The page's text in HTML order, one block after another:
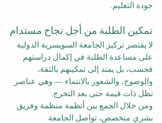
جودة التعليم.
تمكين الطلبة من أجل نجاح مستدام
لا يقتصر تركيز الجامعة السويسرية الدولية
على مساعدة الطلبة في إكمال دراستهم
فحسب، بل يمتد إلى تمكينهم بالثقة،
والوضوح، والشعور بالانتماء — وهي عناصر
تظل ذات قيمة حتى بعد التخرج.
ومن خلال الجمع بين أنظمة منظمة وفريق
بشري متخصص، تواصل الجامعة